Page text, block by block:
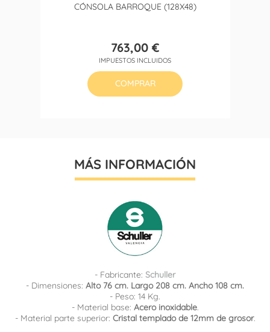
CÓNSOLA BARROQUE (128X48)
Precio
763,00 €
IMPUESTOS INCLUIDOS
COMPRAR
MÁS INFORMACIÓN
- Fabricante: Schuller
- Dimensiones: Alto 76 cm. Largo 208 cm. Ancho 108 cm.
- Peso: 14 Kg.
- Material base: Acero inoxidable.
- Material parte superior: Cristal templado de 12mm de grosor.